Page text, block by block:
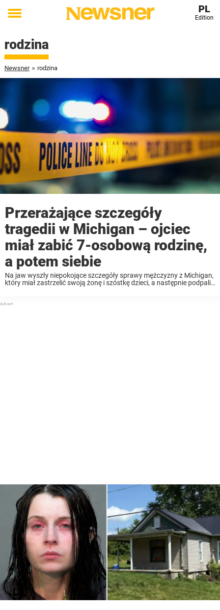
Toggle
PL
Edition
rodzina
Newsner » rodzina
Przerażające szczegóły
tragedii w Michigan – ojciec
miał zabić 7-osobową rodzinę,
a potem siebie
Na jaw wyszły niepokojące szczegóły sprawy mężczyzny z Michigan,
który miał zastrzelić swoją żonę i szóstkę dzieci, a następnie podpalił